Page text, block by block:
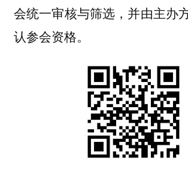
会统一审核与筛选，并由主办
认参会资格。